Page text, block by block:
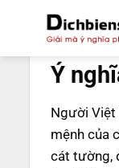
nội
Ý
Người Việt
mệnh của
cát tường,